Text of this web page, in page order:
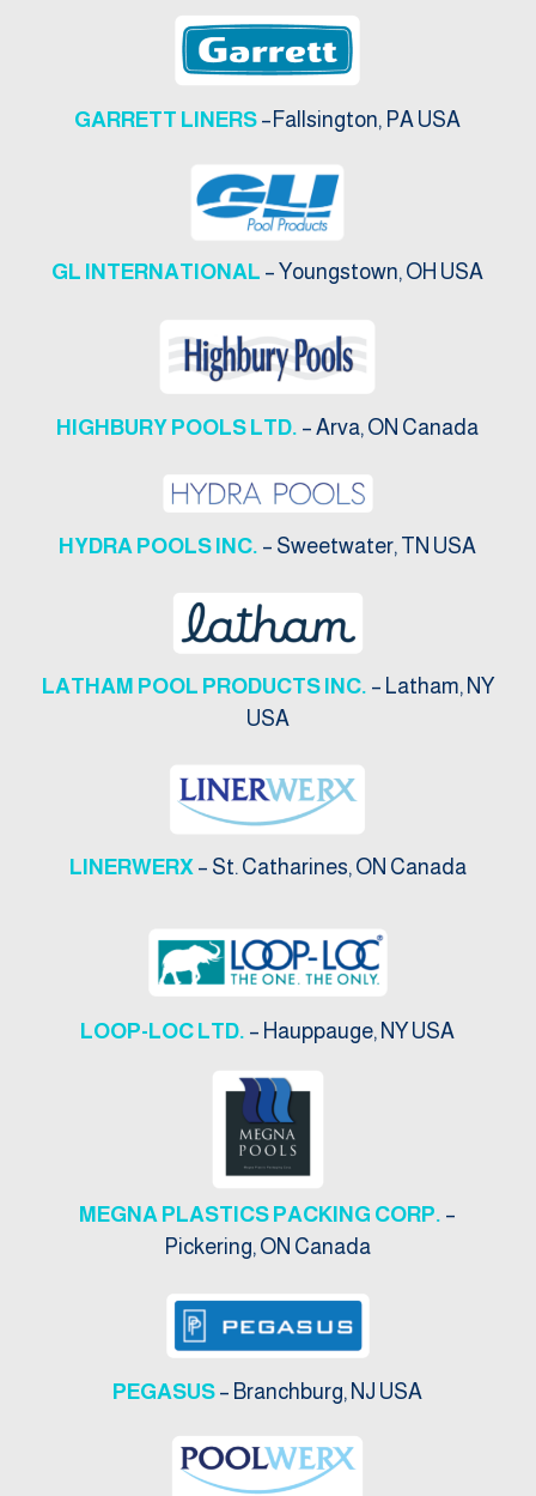
GARRETT LINERS –Fallsington, PA USA
GL INTERNATIONAL – Youngstown, OH USA
HIGHBURY POOLS LTD. – Arva, ON Canada
HYDRA POOLS INC. – Sweetwater, TN USA
LATHAM POOL PRODUCTS INC. – Latham, NY
USA
LINERWERX – St. Catharines, ON Canada
LOOP-LOC LTD. – Hauppauge, NY USA
MEGNA PLASTICS PACKING CORP. –
Pickering, ON Canada
PEGASUS – Branchburg, NJ USA